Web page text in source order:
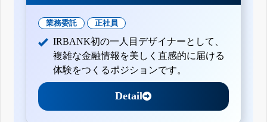
業務委託 正社員
IRBANK初の一人目デザイナーとして、
複雑な金融情報を美しく直感的に届ける
体験をつくるポジションです。
Detail